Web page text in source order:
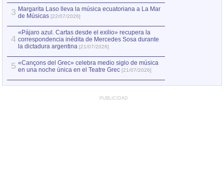
3 Margarita Laso lleva la música ecuatoriana a La Mar
de Músicas [22/07/2026]
4
«Pájaro azul. Cartas desde el exilio» recupera la
correspondencia inédita de Mercedes Sosa durante
la dictadura argentina [21/07/2026]
5 «Cançons del Grec» celebra medio siglo de música
en una noche única en el Teatre Grec [21/07/2026]
PUBLICIDAD